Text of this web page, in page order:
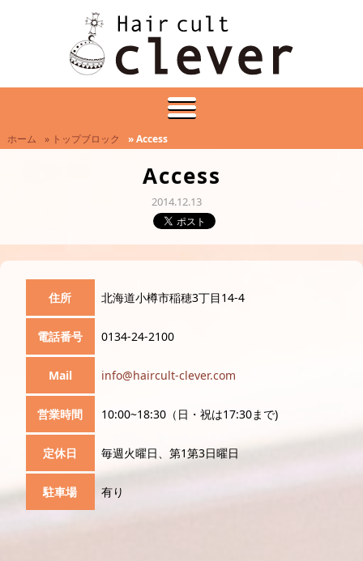
ホーム » トップブロック » Access
Access
2014.12.13
住所 北海道小樽市稲穂3丁目14-4
電話番号 0134-24-2100
Mail info@haircult-clever.com
営業時間 10:00~18:30（日・祝は17:30まで)
定休日 毎週火曜日、第1第3日曜日
駐車場 有り